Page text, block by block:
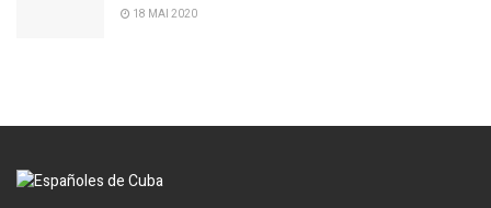
18 MAI 2020